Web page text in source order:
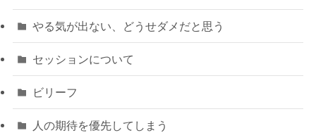
やる気が出ない、どうせダメだと思う
セッションについて
ビリーフ
人の期待を優先してしまう